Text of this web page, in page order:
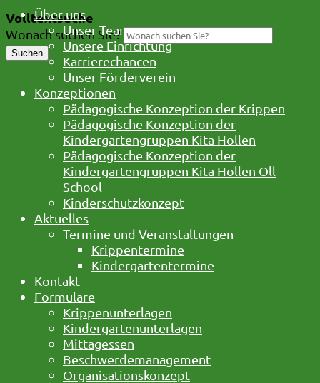
Volltextsuche
Wonach suchen Sie?
Suchen
Über uns
Unser Team
Unsere Einrichtung
Karrierechancen
Unser Förderverein
Konzeptionen
Pädagogische Konzeption der Krippen
Pädagogische Konzeption der
Kindergartengruppen Kita Hollen
Pädagogische Konzeption der
Kindergartengruppen Kita Hollen Oll
School
Kinderschutzkonzept
Aktuelles
Termine und Veranstaltungen
Krippentermine
Kindergartentermine
Kontakt
Formulare
Krippenunterlagen
Kindergartenunterlagen
Mittagessen
Beschwerdemanagement
Organisationskonzept